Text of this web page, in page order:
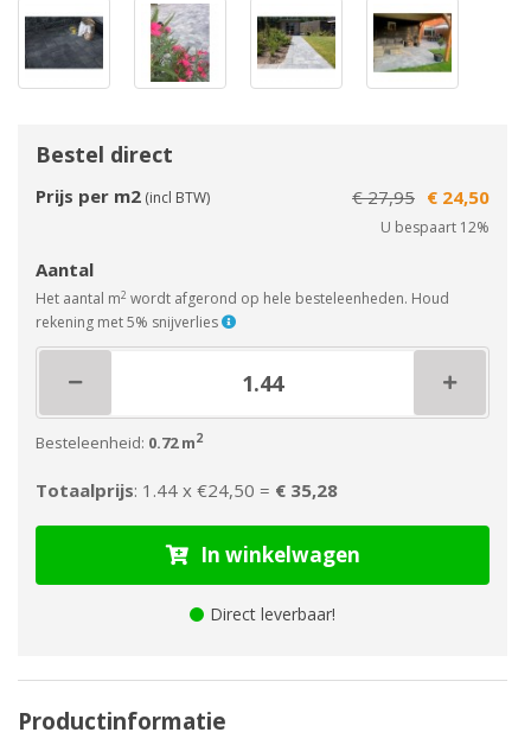
Bestel direct
Prijs per m2 (incl BTW) € 27,95 € 24,50
U bespaart 12%
Aantal
Het aantal m2 wordt afgerond op hele besteleenheden. Houd
rekening met 5% snijverlies
Besteleenheid: 0.72 m2
Totaalprijs: 1.44 x €24,50 = € 35,28
In winkelwagen
Direct leverbaar!
Productinformatie